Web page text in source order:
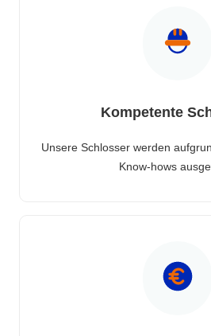
Kompetente
Unsere Schlosser werden
Know-hows